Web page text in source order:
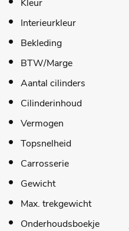
Kleur
Interieurkleur
Bekleding
BTW/Marge
Aantal cilinders
Cilinderinhoud
Vermogen
Topsnelheid
Carrosserie
Gewicht
Max. trekgewicht
Onderhoudsboekje